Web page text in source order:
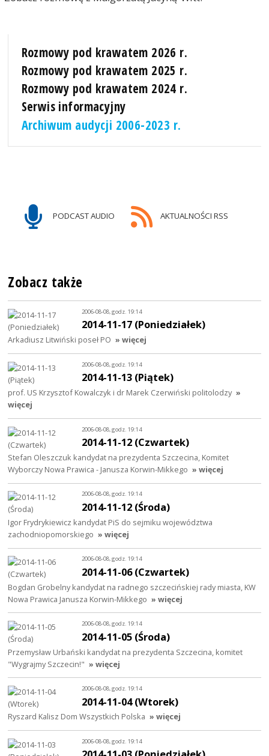
Rozmowy pod krawatem 2026 r.
Rozmowy pod krawatem 2025 r.
Rozmowy pod krawatem 2024 r.
Serwis informacyjny
Archiwum audycji 2006-2023 r.
PODCAST AUDIO AKTUALNOŚCI RSS
Zobacz także
2006-08-08, godz. 19:14
2014-11-17 (Poniedziałek)
Arkadiusz Litwiński poseł PO » więcej
2006-08-08, godz. 19:14
2014-11-13 (Piątek)
prof. US Krzysztof Kowalczyk i dr Marek Czerwiński politolodzy »
więcej
2006-08-08, godz. 19:14
2014-11-12 (Czwartek)
Stefan Oleszczuk kandydat na prezydenta Szczecina, Komitet
Wyborczy Nowa Prawica - Janusza Korwin-Mikkego » więcej
2006-08-08, godz. 19:14
2014-11-12 (Środa)
Igor Frydrykiewicz kandydat PiS do sejmiku województwa
zachodniopomorskiego » więcej
2006-08-08, godz. 19:14
2014-11-06 (Czwartek)
Bogdan Grobelny kandydat na radnego szczecińskiej rady miasta, KW
Nowa Prawica Janusza Korwin-Mikkego » więcej
2006-08-08, godz. 19:14
2014-11-05 (Środa)
Przemysław Urbański kandydat na prezydenta Szczecina, komitet
"Wygrajmy Szczecin!" » więcej
2006-08-08, godz. 19:14
2014-11-04 (Wtorek)
Ryszard Kalisz Dom Wszystkich Polska » więcej
2006-08-08, godz. 19:14